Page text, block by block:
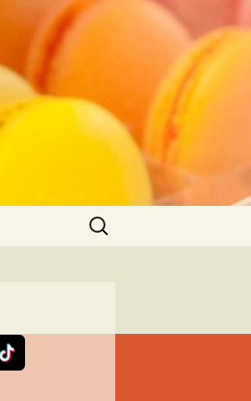
Zoeken
naar: